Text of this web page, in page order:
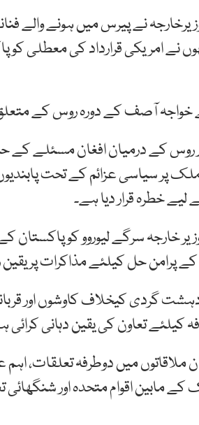
نے پیرس میں ہونے
نے امریکی قرارداد کی معطلی
نے خواجہ آصف کے دورہ روس کے
روس کے درمیان افغان مسئلے کے
پر سیاسی عزائم کے تحت
خطرہ قرار دیا ہے۔
خارجہ سرگے لیوروو کو پاکستان
کے پرامن حل کیلئے مذاکرات پر
گردی کیخلاف کاوشوں اور
تعاون کی یقین دہانی کرائی
ملاقاتوں میں دوطرفہ تعلقات،
کے مابین اقوام متحدہ اور